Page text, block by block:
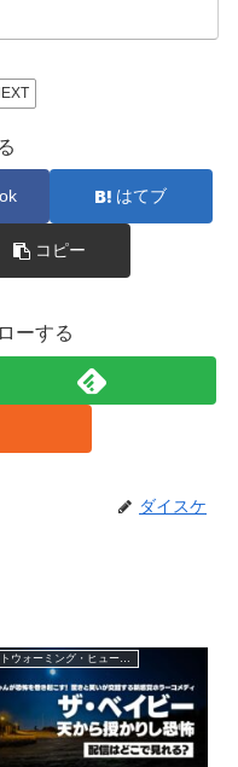
はてブ
コピー
ーする
ダイスケ
ハートウォーミング・ヒューマン作品